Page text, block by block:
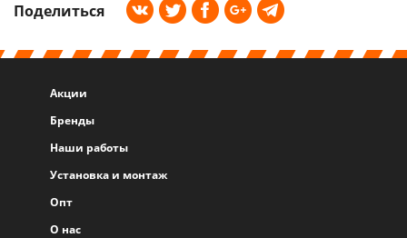
Поделиться
Акции
Бренды
Наши работы
Установка и монтаж
Опт
О нас